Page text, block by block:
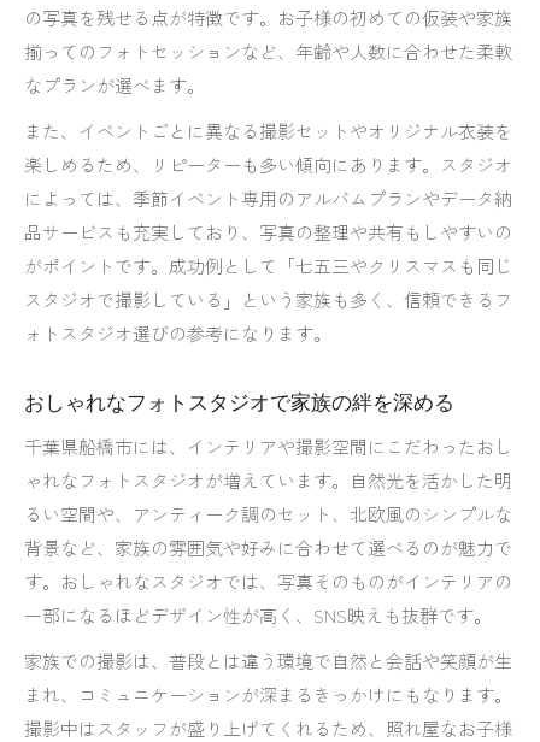
の写真を残せる点が特徴です。お子様の初めての仮装や家族
揃ってのフォトセッションなど、年齢や人数に合わせた柔軟
なプランが選べます。
また、イベントごとに異なる撮影セットやオリジナル衣装を
楽しめるため、リピーターも多い傾向にあります。スタジオ
によっては、季節イベント専用のアルバムプランやデータ納
品サービスも充実しており、写真の整理や共有もしやすいの
がポイントです。成功例として「七五三やクリスマスも同じ
スタジオで撮影している」という家族も多く、信頼できるフ
ォトスタジオ選びの参考になります。
おしゃれなフォトスタジオで家族の絆を深める
千葉県船橋市には、インテリアや撮影空間にこだわったおし
ゃれなフォトスタジオが増えています。自然光を活かした明
るい空間や、アンティーク調のセット、北欧風のシンプルな
背景など、家族の雰囲気や好みに合わせて選べるのが魅力で
す。おしゃれなスタジオでは、写真そのものがインテリアの
一部になるほどデザイン性が高く、SNS映えも抜群です。
家族での撮影は、普段とは違う環境で自然と会話や笑顔が生
まれ、コミュニケーションが深まるきっかけにもなります。
撮影中はスタッフが盛り上げてくれるため、照れ屋なお子様